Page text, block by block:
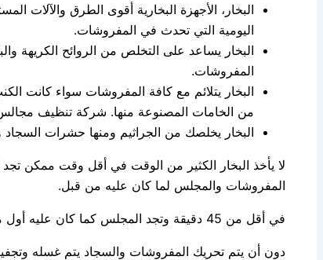
البخار، الأجهزة البخارية أقوى الطرق والآلات
اليومية التي تحدث في المفروشات.
البخار يساعد على التخلص من الروائح الكريهة
المفروشات.
البخار يتلائم مع كافة المفروشات سواء كانت
من الخامات المصنوعة منها. شركة تنظيف
البخار يخلصك من الجراثيم ومنها حشرات السجاد
لا يأخذ البخار الكثير من الوقت في أقل وقت ممكن
المفروشات والمجلس لما كان عليه من قبل.
في أقل من 45 دقيقة وتجد المجلس كما كان عليه أول مرة.
دون أن يتم تحريك المفروشات والسجاد يتم غسله